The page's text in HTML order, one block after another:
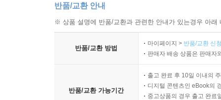
반품/교환 안내
※ 상품 설명에 반품/교환과 관련한 안내가 있는경우 아
반품/교환 방법
마이페이지 > 반품/교환 신
판매자 배송 상품은 판매자
반품/교환 가능기간
출고 완료 후 10일 이내의
디지털 콘텐츠인 eBook의
중고상품의 경우 출고 완료